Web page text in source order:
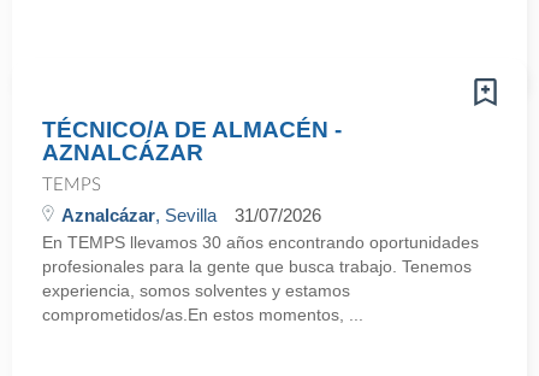
TÉCNICO/A DE ALMACÉN -
AZNALCÁZAR
TEMPS
Aznalcázar, Sevilla 31/07/2026
En TEMPS llevamos 30 años encontrando oportunidades
profesionales para la gente que busca trabajo. Tenemos
experiencia, somos solventes y estamos
comprometidos/as.En estos momentos, ...